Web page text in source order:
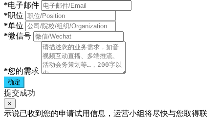
*电子邮件
*职位
*单位
*微信号
*您的需求
确定
提交成功
×
示说已收到您的申请试用信息，运营小组将尽快与您取得联